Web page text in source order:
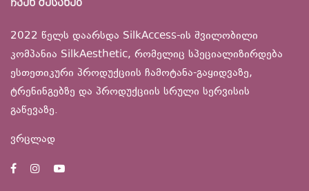
2022 წელს დაარსდა SilkAccess-ის შვილობილი
კომპანია SilkAesthetic, რომელიც სპეციალიზირდება
ესთეთიკური პროდუქციის ჩამოტანა-გაყიდვაზე,
ტრენინგებზე და პროდუქციის სრული სერვისის
გაწევაზე.
ვრცლად